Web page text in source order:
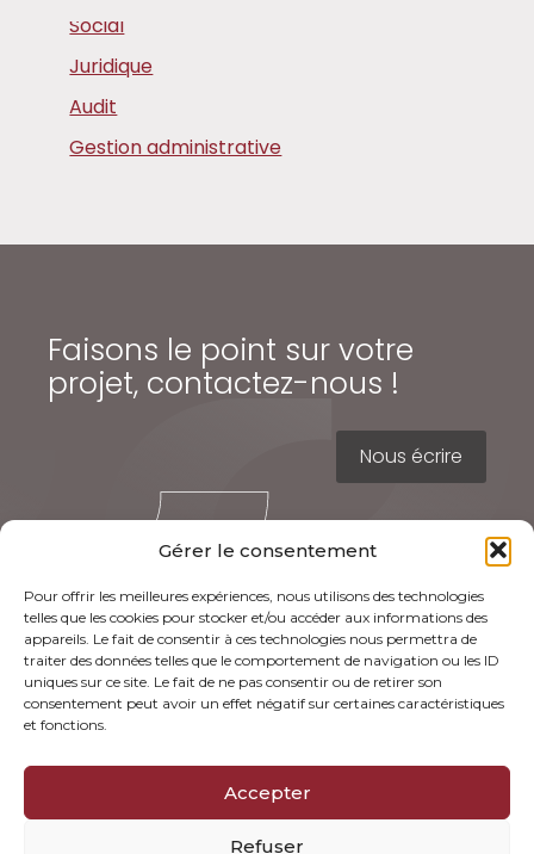
Gérer le consentement
Pour offrir les meilleures expériences, nous utilisons des technologies
telles que les cookies pour stocker et/ou accéder aux informations des
appareils. Le fait de consentir à ces technologies nous permettra de
traiter des données telles que le comportement de navigation ou les ID
uniques sur ce site. Le fait de ne pas consentir ou de retirer son
consentement peut avoir un effet négatif sur certaines caractéristiques
et fonctions.
Accepter
Refuser
Social
Juridique
Audit
Gestion administrative
Faisons le point sur votre
projet, contactez-nous !
Nous écrire
Footer
Principale147 Rue Saint-Géry, 46000 CAHORS
203 Avenue des Etats-Unis, 31200
TOULOUSE